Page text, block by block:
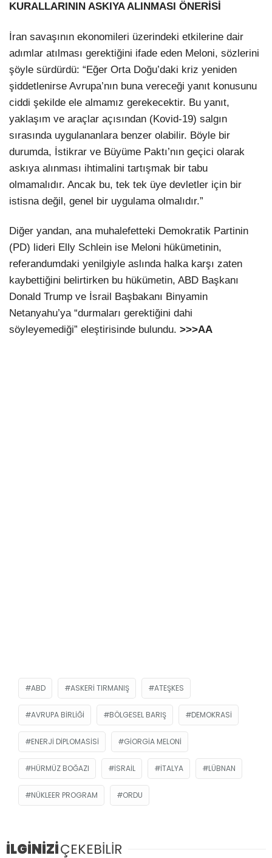
KURALLARININ ASKIYA ALINMASI ÖNERİSİ
İran savaşının ekonomileri üzerindeki etkilerine dair
adımlar atılması gerektiğini ifade eden Meloni, sözlerini
şöyle sürdürdü: “Eğer Orta Doğu’daki kriz yeniden
şiddetlenirse Avrupa’nın buna vereceği yanıt konusunu
ciddi şekilde ele almamız gerekecektir. Bu yanıt,
yaklaşım ve araçlar açısından (Kovid-19) salgın
sırasında uygulananlara benzer olabilir. Böyle bir
durumda, İstikrar ve Büyüme Paktı’nın geçici olarak
askıya alınması ihtimalini tartışmak bir tabu
olmamalıdır. Ancak bu, tek tek üye devletler için bir
istisna değil, genel bir uygulama olmalıdır.”
Diğer yandan, ana muhalefetteki Demokratik Partinin
(PD) lideri Elly Schlein ise Meloni hükümetinin,
referandumdaki yenilgiyle aslında halka karşı zaten
kaybettiğini belirtirken bu hükümetin, ABD Başkanı
Donald Trump ve İsrail Başbakanı Binyamin
Netanyahu’ya “durmaları gerektiğini dahi
söyleyemediği” eleştirisinde bulundu. >>>AA
ABD ASKERI TIRMANIŞ ATEŞKES
AVRUPA BIRLIĞI BÖLGESEL BARIŞ DEMOKRASI
ENERJI DIPLOMASISI GIORGIA MELONI
HÜRMÜZ BOĞAZI ISRAIL İTALYA LÜBNAN
NÜKLEER PROGRAM ORDU
İLGİNİZİÇEKEBİLİR